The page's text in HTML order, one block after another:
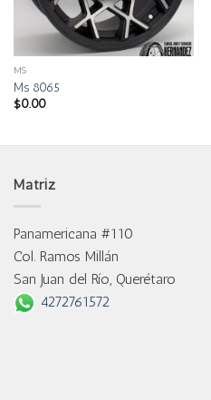
MS
Ms 8065
$0.00
Matriz
Panamericana #110
Col. Ramos Millán
San Juan del Río, Querétaro
4272761572